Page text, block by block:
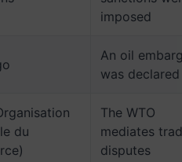
imposed
An oil
was declared
du
The WTO
mediates
disputes